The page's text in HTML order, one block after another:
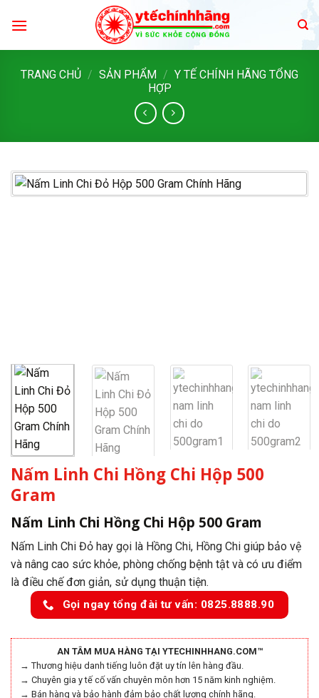
TRANG CHỦ / SẢN PHẨM / Y TẾ CHÍNH HÃNG TỔNG
HỢP
Nấm Linh Chi Hồng Chi Hộp 500
Gram
Nấm Linh Chi Hồng Chi Hộp 500 Gram
Nấm Linh Chi Đỏ hay gọi là Hồng Chi, Hồng Chi giúp bảo vệ
và nâng cao sức khỏe, phòng chống bệnh tật và có ưu điểm
là điều chế đơn giản, sử dụng thuận tiện.
Gọi ngay tổng đài tư vấn: 0825.8888.90
AN TÂM MUA HÀNG TẠI YTECHINHHANG.COM™
→ Thương hiệu danh tiếng luôn đặt uy tín lên hàng đầu.
→ Chuyên gia y tế cố vấn chuyên môn hơn 15 năm kinh nghiệm.
→ Bán hàng và bảo hành đảm bảo chất lượng chính hãng.